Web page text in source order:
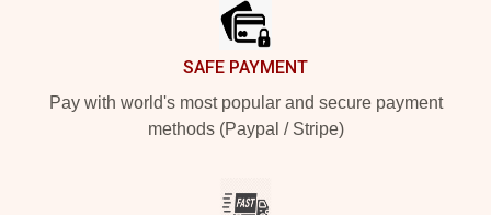
SAFE PAYMENT
Pay with world's most popular and secure payment
methods (Paypal / Stripe)